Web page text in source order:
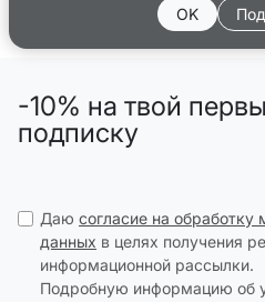
OK
-10% на твой
подписку
Даю согласие на обработку
данных в целях получения
информационной рассылки.
Подробную информацию об